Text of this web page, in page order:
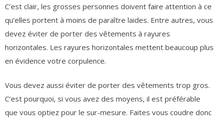
C’est clair, les grosses personnes doivent faire attention à ce
qu’elles portent à moins de paraître laides. Entre autres, vous
devez éviter de porter des vêtements à rayures
horizontales. Les rayures horizontales mettent beaucoup plus
en évidence votre corpulence.
Vous devez aussi éviter de porter des vêtements trop gros.
C’est pourquoi, si vous avez des moyens, il est préférable
que vous optiez pour le sur-mesure. Faites vous coudre donc